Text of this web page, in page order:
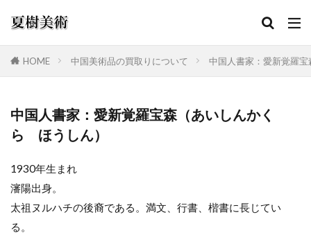
HOME 中国美術品の買取りについて 中国人書家：愛新覚羅
中国人書家：愛新覚羅宝森（あいしんかく
ら ほうしん）
1930年生まれ
瀋陽出身。
太祖ヌルハチの後裔である。満文、行書、楷書に長じてい
る。
カテゴリー